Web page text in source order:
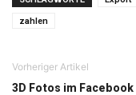
zahlen
Vorheriger Artikel
3D Fotos im Facebook